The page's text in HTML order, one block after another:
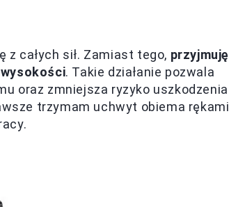
z całych sił. Zamiast tego, przyjmuję
. Takie działanie pozwala
oraz zmniejsza ryzyko uszkodzenia
trzymam uchwyt obiema